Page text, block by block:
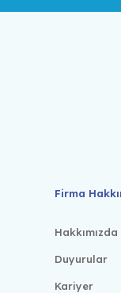
Firma
Hakkımızda
Duyurular
Kariyer